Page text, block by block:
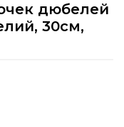
дюбелей
30см,